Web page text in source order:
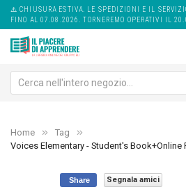
⚠️ CHIUSURA ESTIVA. LE SPEDIZIONI E IL
FINO AL 07.08.2026. TORNEREMO OPERATIVI IL
Home
Tag
Voices Elementary - Student's
Share
Segnala amici